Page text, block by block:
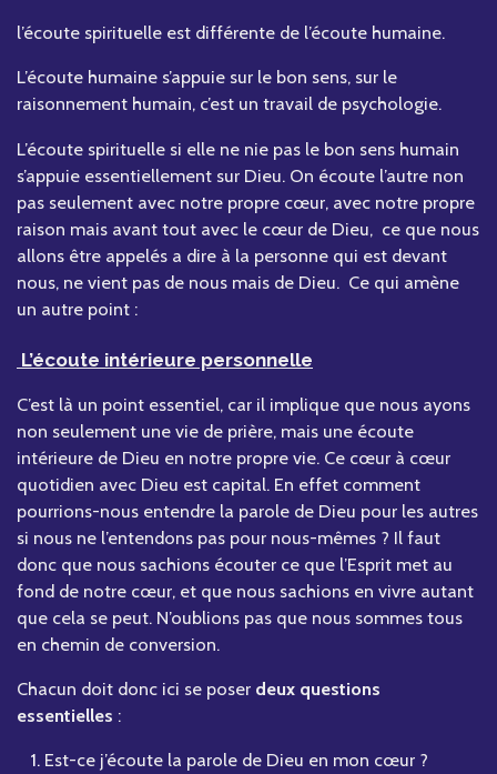
l’écoute spirituelle est différente de l’écoute humaine.
L’écoute humaine s’appuie sur le bon sens, sur le
raisonnement humain, c’est un travail de psychologie.
L’écoute spirituelle si elle ne nie pas le bon sens humain
s’appuie essentiellement sur Dieu. On écoute l’autre non
pas seulement avec notre propre cœur, avec notre propre
raison mais avant tout avec le cœur de Dieu, ce que nous
allons être appelés a dire à la personne qui est devant
nous, ne vient pas de nous mais de Dieu. Ce qui amène
un autre point :
L’écoute intérieure personnelle
C’est là un point essentiel, car il implique que nous ayons
non seulement une vie de prière, mais une écoute
intérieure de Dieu en notre propre vie. Ce cœur à cœur
quotidien avec Dieu est capital. En effet comment
pourrions-nous entendre la parole de Dieu pour les autres
si nous ne l’entendons pas pour nous-mêmes ? Il faut
donc que nous sachions écouter ce que l’Esprit met au
fond de notre cœur, et que nous sachions en vivre autant
que cela se peut. N’oublions pas que nous sommes tous
en chemin de conversion.
Chacun doit donc ici se poser deux questions
essentielles :
Est-ce j’écoute la parole de Dieu en mon cœur ?